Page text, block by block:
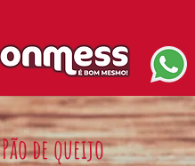
Pão de queijo